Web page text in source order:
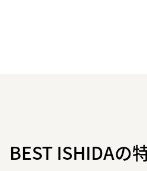
BEST ISHIDAの